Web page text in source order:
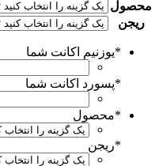
محصول
ریجن
*یوزنیم اکانت شما
*پسورد اکانت شما
*محصول
*ریجن